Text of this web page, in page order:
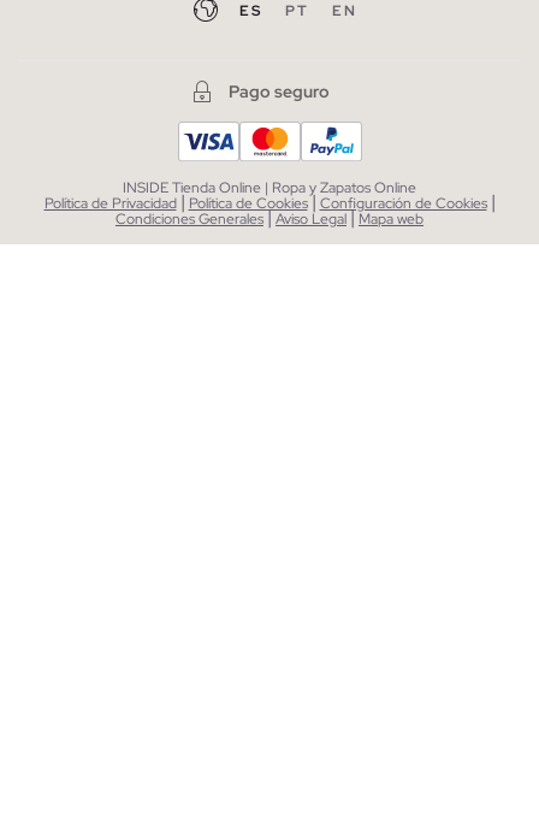
ES PT EN
Pago seguro
INSIDE Tienda Online | Ropa y Zapatos Online
Política de Privacidad | Política de Cookies| Configuración de Cookies |
Condiciones Generales|Aviso Legal| Mapa web